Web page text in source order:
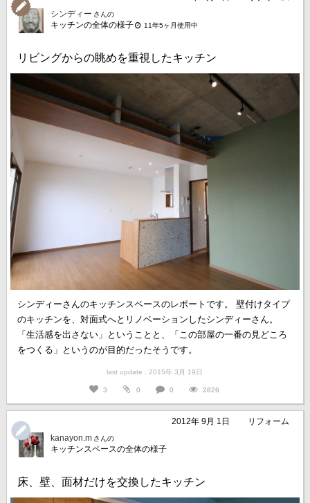
シンディー さんの
キッチンの全体の様子 11年5ヶ月使用中
リビングからの眺めを重視したキッチン
シンディーさんのキッチンスペースのレポートです。 壁付けタイプ
のキッチンを、対面式へとリノベーションしたシンディーさん。
「生活感を出さない」ということと、「この部屋の一番の見どころ
をつくる」というのが目的だったそうです。
last update : 2015年 3月 19日
3 0 0 2826
2012年 9月 1日
リフォーム
kanayon.m さんの
キッチンスペースの全体の様子
床、壁、面材だけを交換したキッチン